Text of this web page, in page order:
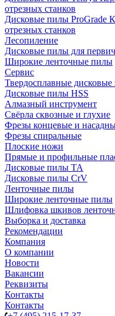
отрезных станков
Дисковые пилы ProGrade
отрезных станков
Лесопиление
Дисковые пилы для
Широкие ленточные пилы
Сервис
Твердосплавные
Дисковые пилы HSS
Алмазный инструмент
Свёрла сквозные и глухие
Фрезы концевые и
Фрезы спиральные
Плоские ножи
Прямые и профильные
Дисковые пилы TA
Дисковые пилы CrV
Ленточные пилы
Широкие ленточные пилы
Шлифовка шкивов
Выборка и доставка
Рекомендации
Компания
О компании
Новости
Вакансии
Реквизиты
Контакты
Контакты